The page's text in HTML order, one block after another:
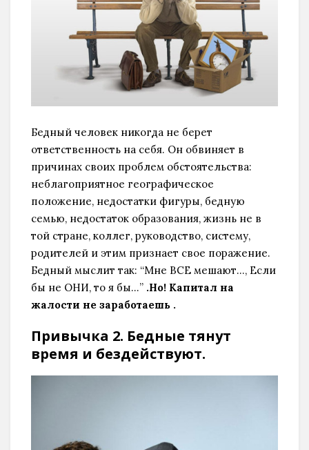
Бедный человек никогда не берет
ответственность на себя. Он обвиняет в
причинах своих проблем обстоятельства:
неблагоприятное географическое
положение, недостатки фигуры, бедную
семью, недостаток образования, жизнь не в
той стране, коллег, руководство, систему,
родителей и этим признает свое поражение.
Бедный мыслит так: “Мне ВСЕ мешают…, Если
бы не ОНИ, то я бы…” .Но! Капитал на
жалости не заработаешь .
Привычка 2. Бедные тянут
время и бездействуют.